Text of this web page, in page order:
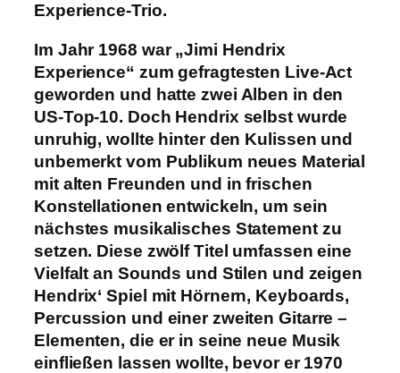
Experience-Trio.
Im Jahr 1968 war „Jimi Hendrix
Experience“ zum gefragtesten Live-Act
geworden und hatte zwei Alben in den
US-Top-10. Doch Hendrix selbst wurde
unruhig, wollte hinter den Kulissen und
unbemerkt vom Publikum neues Material
mit alten Freunden und in frischen
Konstellationen entwickeln, um sein
nächstes musikalisches Statement zu
setzen. Diese zwölf Titel umfassen eine
Vielfalt an Sounds und Stilen und zeigen
Hendrix‘ Spiel mit Hörnern, Keyboards,
Percussion und einer zweiten Gitarre –
Elementen, die er in seine neue Musik
einfließen lassen wollte, bevor er 1970